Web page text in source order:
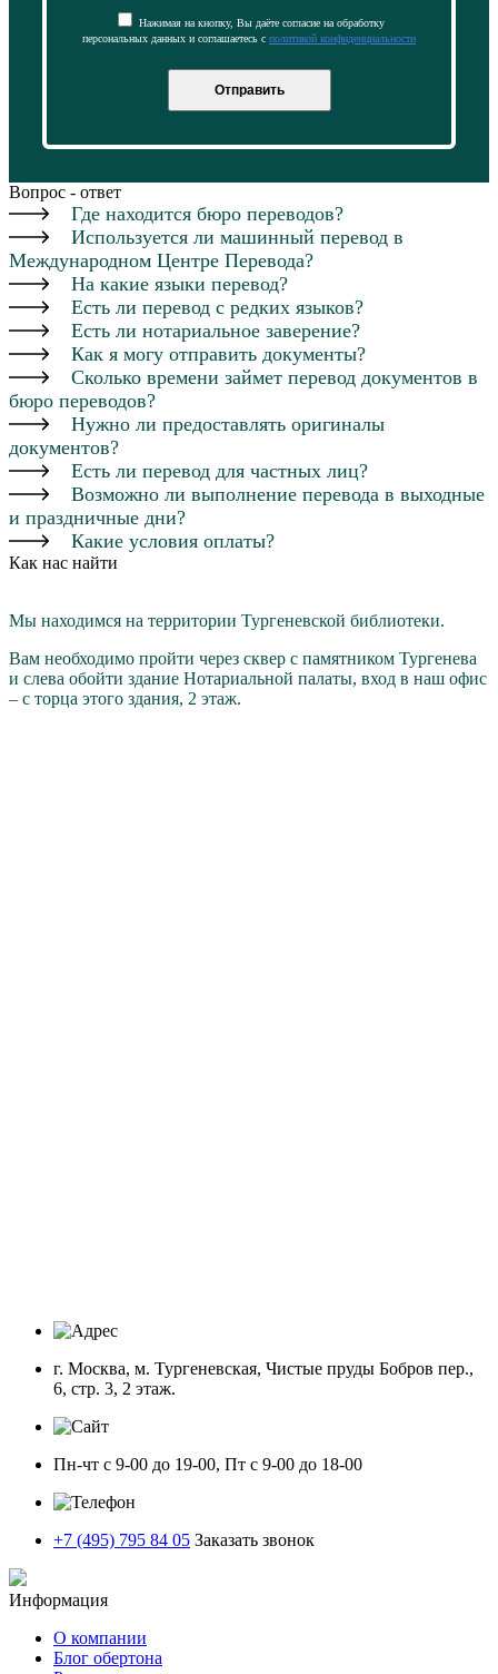
Нажимая на кнопку, Вы даёте согласие на обработку
персональных данных и соглашаетесь с политикой конфиденциальности
Отправить
Вопрос - ответ
Где находится бюро переводов?
Используется ли машинный перевод в
Международном Центре Перевода?
На какие языки перевод?
Есть ли перевод с редких языков?
Есть ли нотариальное заверение?
Как я могу отправить документы?
Сколько времени займет перевод документов в
бюро переводов?
Нужно ли предоставлять оригиналы
документов?
Есть ли перевод для частных лиц?
Возможно ли выполнение перевода в выходные
и праздничные дни?
Какие условия оплаты?
Как нас найти
Мы находимся на территории Тургеневской библиотеки.
Вам необходимо пройти через cквер с памятником Тургенева
и слева обойти здание Нотариальной палаты, вход в наш офис
– с торца этого здания, 2 этаж.
г. Москва, м. Тургеневская, Чистые пруды Бобров пер.,
6, стр. 3, 2 этаж.
Пн-чт с 9-00 до 19-00, Пт с 9-00 до 18-00
+7 (495) 795 84 05 Заказать звонок
Информация
О компании
Блог обертона